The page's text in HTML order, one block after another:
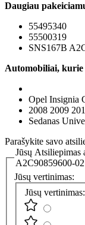
Daugiau
55495340
55500319
SNS167B
Automobiliai,
Opel Insignia
2008 2009
Sedanas
Parašykite savo
Jūsų Atsiliepimas
A2C90859600-
Jūsų vertinimas:
Jūsų vertinimas: